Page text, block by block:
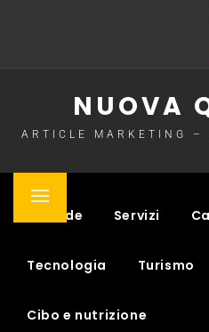
NUOVA
ARTICLE MARKETING –
Primary
Aziende Servizi
Tecnologia Turismo
Cibo e nutrizione